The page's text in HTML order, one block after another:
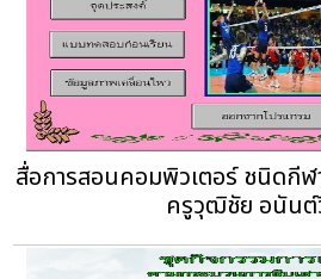
สื่อการสอนคอมพิวเตอร์ ชนิดกีฬ
ครูวุฒิชัย อนันต์